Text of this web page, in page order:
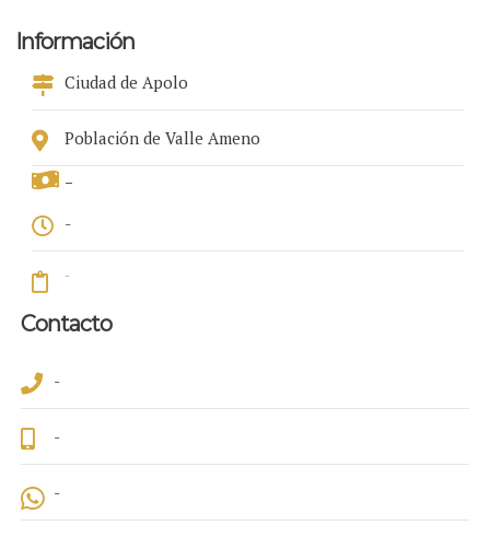
Información
Ciudad de Apolo
Población de Valle Ameno
-
-
-
Contacto
-
-
-